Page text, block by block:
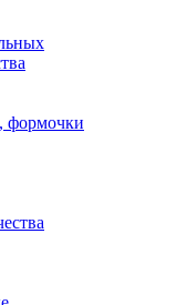
формочки